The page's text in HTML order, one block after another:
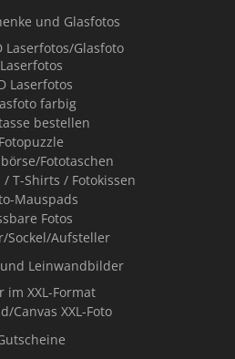
und Glasfotos
Laserfotos/Glasfoto
Laserfotos
Laserfotos
farbig
bestellen
Fotopuzzle
Fototaschen
T-Shirts / Fotokissen
Mauspads
Fotos
Sockel/Aufsteller
und Leinwandbilder
im XXL-Format
Canvas XXL-Foto